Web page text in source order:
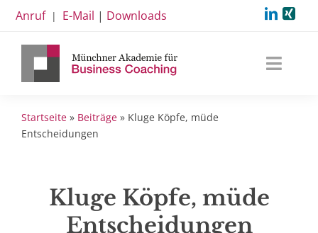
Zum
springen
Anruf| E-Mail | Downloads
Beiträge
Startseite» Beiträge» Kluge Köpfe, müde
Entscheidungen
Kluge Köpfe, müde
Entscheidungen